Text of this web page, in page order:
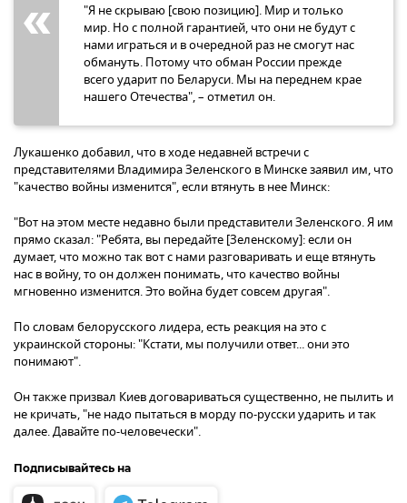
"Я не скрываю [свою позицию]. Мир и только
мир. Но с полной гарантией, что они не будут с
нами играться и в очередной раз не смогут нас
обмануть. Потому что обман России прежде
всего ударит по Беларуси. Мы на переднем крае
нашего Отечества", – отметил он.
Лукашенко добавил, что в ходе недавней встречи с
представителями Владимира Зеленского в Минске заявил им, что
"качество войны изменится", если втянуть в нее Минск:
"Вот на этом месте недавно были представители Зеленского. Я им
прямо сказал: "Ребята, вы передайте [Зеленскому]: если он
думает, что можно так вот с нами разговаривать и еще втянуть
нас в войну, то он должен понимать, что качество войны
мгновенно изменится. Это война будет совсем другая".
По словам белорусского лидера, есть реакция на это с
украинской стороны: "Кстати, мы получили ответ... они это
понимают".
Он также призвал Киев договариваться существенно, не пылить и
не кричать, "не надо пытаться в морду по-русски ударить и так
далее. Давайте по-человечески".
Подписывайтесь на